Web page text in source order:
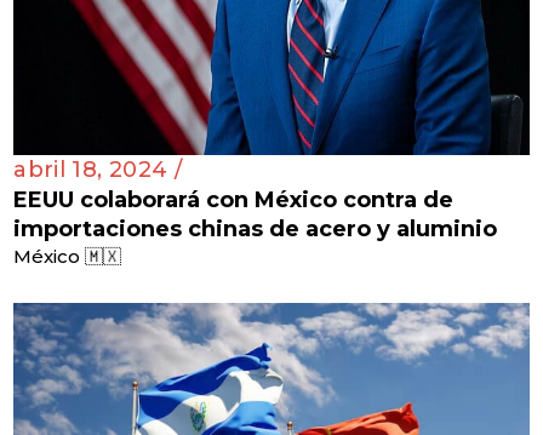
abril 18, 2024 /
EEUU colaborará con México contra de
importaciones chinas de acero y aluminio
México 🇲🇽